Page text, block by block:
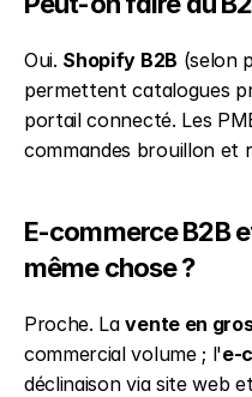
Oui. Shopify B2B (selon
permettent catalogues
portail connecté. Les
commandes brouillon et
E-commerce B2B
même chose ?
Proche. La vente en
commercial volume ; l'e-
déclinaison via site web